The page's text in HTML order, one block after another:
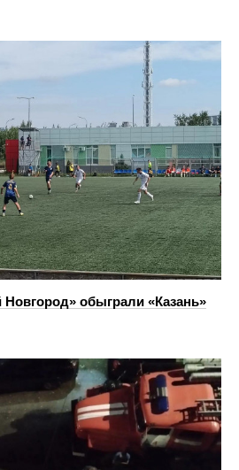
обыграли «Казань»